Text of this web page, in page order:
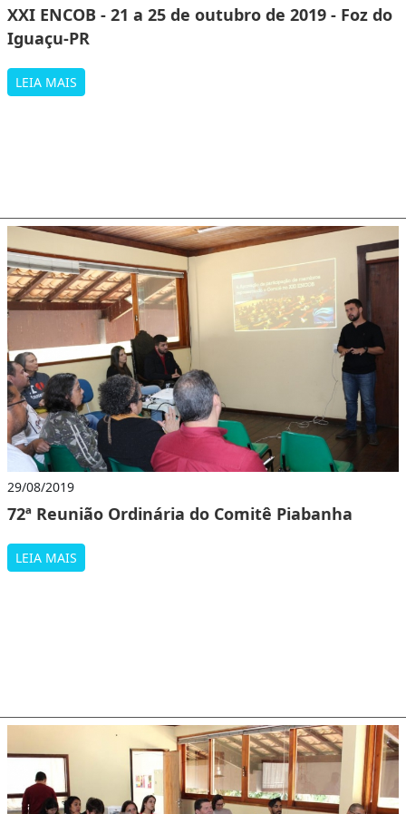
XXI ENCOB - 21 a 25 de outubro de 2019 - Foz do
Iguaçu-PR
LEIA MAIS
29/08/2019
72ª Reunião Ordinária do Comitê Piabanha
LEIA MAIS